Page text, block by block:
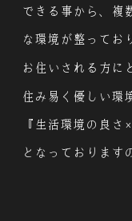
できる事から、複
な環境が整ってお
お住いされる方に
住み易く優しい環
『生活環境の良
となっております